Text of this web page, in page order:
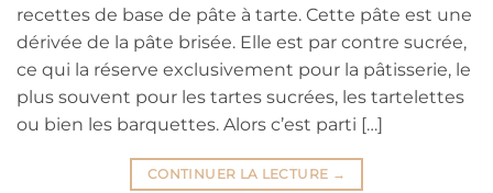
recettes de base de pâte à tarte. Cette pâte est une
dérivée de la pâte brisée. Elle est par contre sucrée,
ce qui la réserve exclusivement pour la pâtisserie, le
plus souvent pour les tartes sucrées, les tartelettes
ou bien les barquettes. Alors c’est parti […]
CONTINUER LA LECTURE →